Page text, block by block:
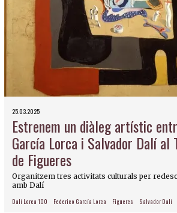
25.03.2025
Estrenem un diàleg artístic
García Lorca i Salvador Dalí al
de Figueres
Organitzem tres activitats culturals per
amb Dalí
Dalí Lorca 100 Federico García Lorca Figueres Salvador Dalí